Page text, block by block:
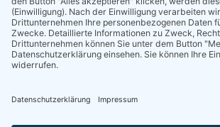
NEWSLETTER
Neuigkeiten rund um die Geriatrie und die DGG –
Postfach.